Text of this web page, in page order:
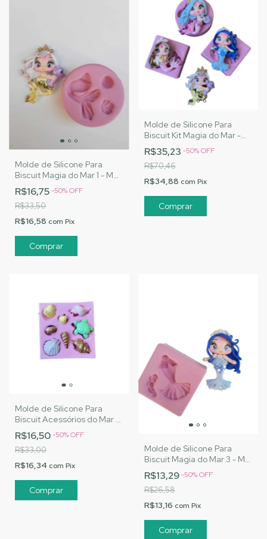
Molde de Silicone Para
Biscuit Magia do Mar 1 - MJ
Artesanatos |Cód. 1449
R$16,75-50%OFF
R$33,50
R$16,58 com Pix
Molde de Silicone Para
Biscuit Kit Magia do Mar -
MJ Artesanatos |Cód. 1455
R$35,23 -50%OFF
R$70,46
R$34,88 com Pix
Molde de Silicone Para
Biscuit Acessórios do Mar -
MJ Artesanatos |Cód.1446
R$16,50-50%OFF
R$33,00
R$16,34 com Pix
Molde de Silicone Para
Biscuit Magia do Mar 3 - MJ
Artesanatos |Cód. 1451
R$13,29-50%OFF
R$26,58
R$13,16 com Pix